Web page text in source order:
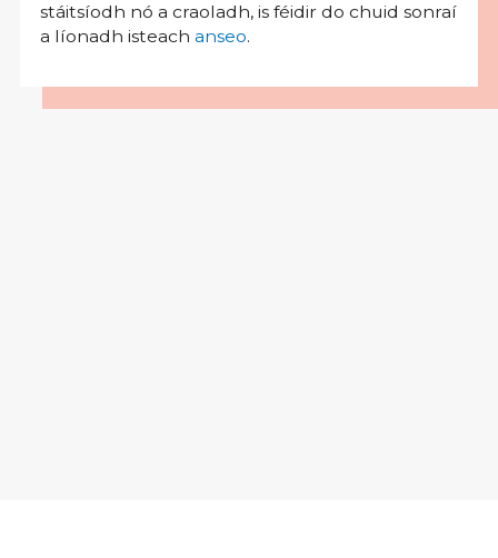
stáitsíodh nó a craoladh, is féidir do chuid sonraí
a líonadh isteach anseo.